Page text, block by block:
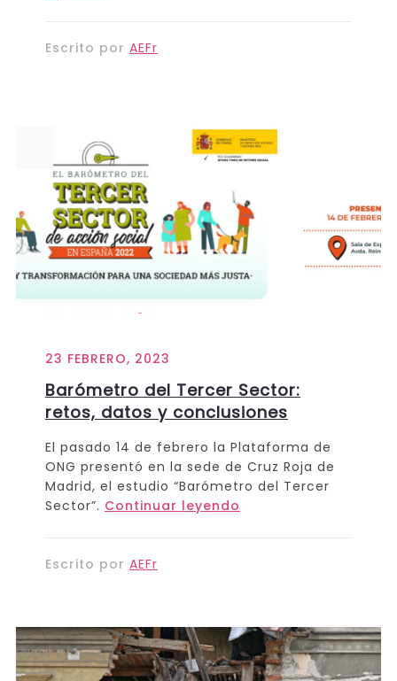
Escrito por AEFr
23 FEBRERO, 2023
Barómetro del Tercer Sector:
retos, datos y conclusiones
El pasado 14 de febrero la Plataforma de
ONG presentó en la sede de Cruz Roja de
Madrid, el estudio “Barómetro del Tercer
Sector”. Continuar leyendo
Escrito por AEFr